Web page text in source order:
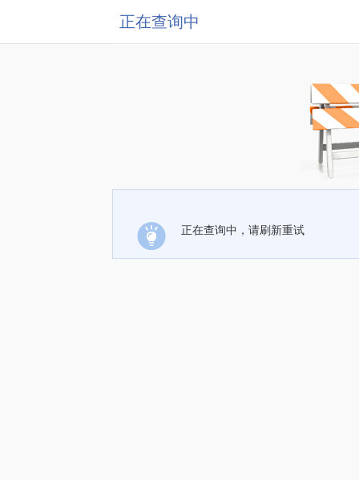
正在查询中
正在查询中，请刷新重试